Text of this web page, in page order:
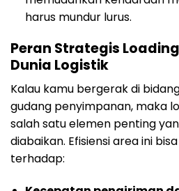
harus mundur lurus.
Peran Strategis
Dunia Logistik
Kalau kamu bergerak di
gudang penyimpanan, maka
salah satu elemen penting
diabaikan. Efisiensi area ini
terhadap: